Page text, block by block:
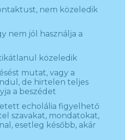
nem közeledik
nem jól használja a
közeledik
mutat, vagy a
de hirtelen teljes
a beszédet
echolália figyelhető
szavakat, mondatokat,
esetleg később, akár